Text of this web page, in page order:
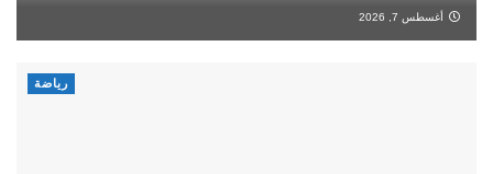
أغسطس 7, 2026
رياضة